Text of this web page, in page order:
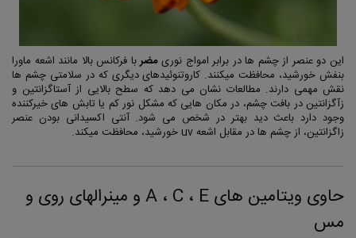
این دو عنصر از چشم ها در برابر امواج نوریمضربا فرکانس بالا مانند اشعه ماورا
بنفش خورشید، محافظت میکنند. کاروتنوئیدهای دیگری که در سلامتی چشم ها
نقش مهمی دارند. مطالعات نشان می دهد که سطح بالایی از آستاگزانتین و
زآگزانتین در بافت چشم، در مکان هایی که مشکل نور کم یا تابش های خیرکننده
وجود دارد باعث دید بهتر در شخص می شود. آنتی اکسیدانی بودن عنصر
زاگزانتین، از چشم ها در مقابل اشعه uv خورشید، محافظت میکند.
حاوی ویتامین های A ، C ، E و مینرالهای روی و
مس